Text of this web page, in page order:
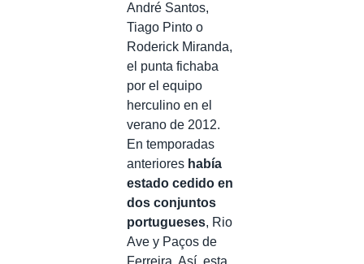
André Santos,
Tiago Pinto o
Roderick Miranda,
el punta fichaba
por el equipo
herculino en el
verano de 2012.
En temporadas
anteriores había
estado cedido en
dos conjuntos
portugueses, Rio
Ave y Paços de